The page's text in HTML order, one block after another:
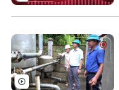
Golf
Tin tức
Sao
Điện ảnh